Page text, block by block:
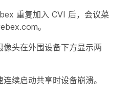
重复加入 CVI 后，会议菜
。
头在外围设备下方显示两
续启动共享时设备崩溃。